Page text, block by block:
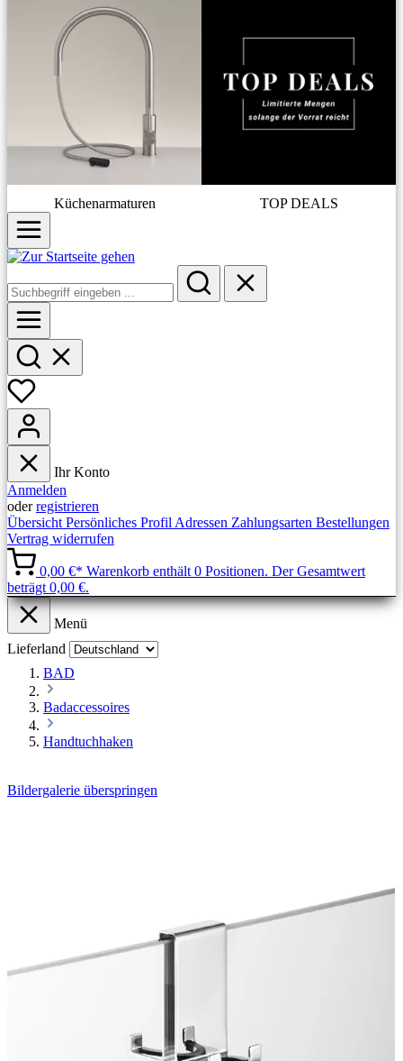
Küchenarmaturen TOP DEALS
Ihr Konto
Anmelden
oderregistrieren
Übersicht Persönliches Profil Adressen Zahlungsarten Bestellungen
Vertrag widerrufen
0,00 €* Warenkorb enthält 0 Positionen. Der Gesamtwert
beträgt 0,00 €.
Menü
Lieferland
BAD
Badaccessoires
Handtuchhaken
Bildergalerie überspringen